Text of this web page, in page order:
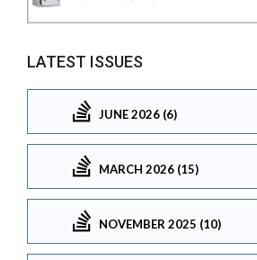
LATEST ISSUES
JUNE 2026 (6)
MARCH 2026 (15)
NOVEMBER 2025 (10)